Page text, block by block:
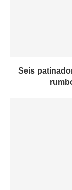
Seis